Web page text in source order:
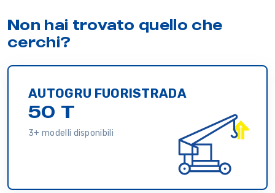
Non hai trovato quello che
cerchi?
AUTOGRU FUORISTRADA
50 T
3+ modelli disponibili